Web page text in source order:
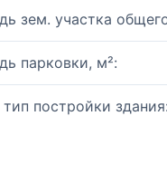
зем. участка
парковки, м²:
постройки здания: